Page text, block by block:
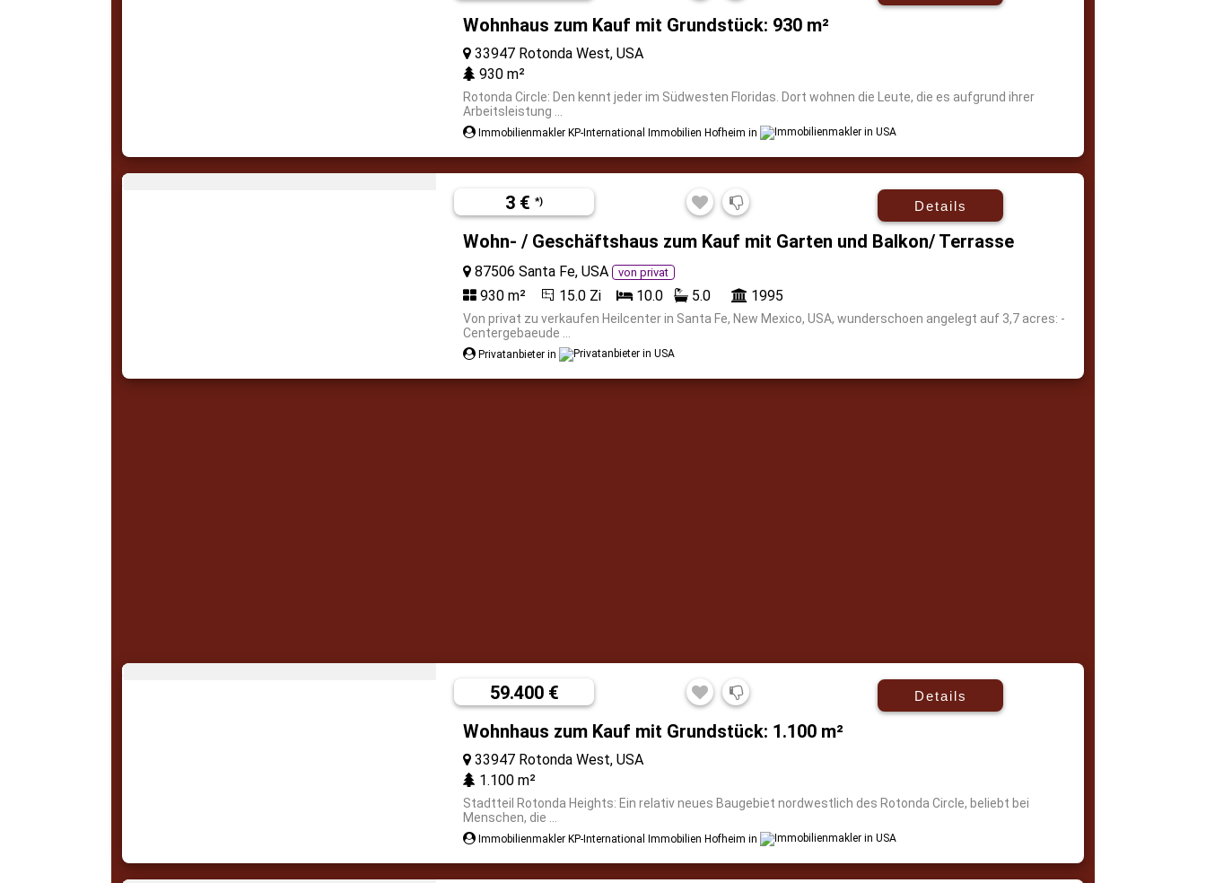
Wohnhaus zum Kauf mit Grundstück: 930 m²
33947 Rotonda West, USA
930 m²
Rotonda Circle: Den kennt jeder im Südwesten Floridas. Dort wohnen die Leute, die es aufgrund ihrer
Arbeitsleistung ...
Immobilienmakler KP-International Immobilien Hofheim in
3 € *) Details
Wohn- / Geschäftshaus zum Kauf mit Garten und Balkon/ Terrasse
87506 Santa Fe, USA von privat
930 m² 15.0 Zi 10.0 5.0 1995
Von privat zu verkaufen Heilcenter in Santa Fe, New Mexico, USA, wunderschoen angelegt auf 3,7 acres: -
Centergebaeude ...
Privatanbieter in
59.400 € Details
Wohnhaus zum Kauf mit Grundstück: 1.100 m²
33947 Rotonda West, USA
1.100 m²
Stadtteil Rotonda Heights: Ein relativ neues Baugebiet nordwestlich des Rotonda Circle, beliebt bei
Menschen, die ...
Immobilienmakler KP-International Immobilien Hofheim in